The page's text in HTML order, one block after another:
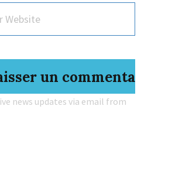
news updates via email from